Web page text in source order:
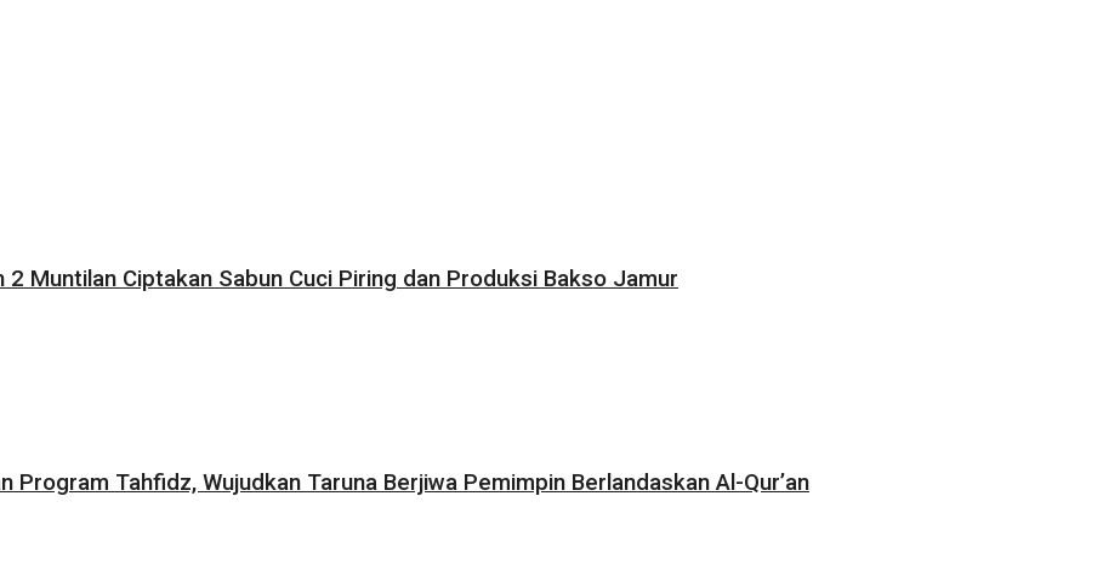
Muntilan Ciptakan Sabun Cuci Piring dan Produksi Bakso Jamur
Program Tahfidz, Wujudkan Taruna Berjiwa Pemimpin Berlandaskan Al-Qur’an